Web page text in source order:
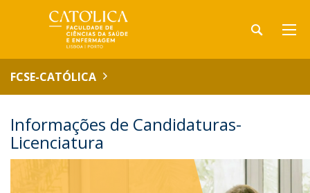
FCSE-CATÓLICA
Informações de Candidaturas-
Licenciatura